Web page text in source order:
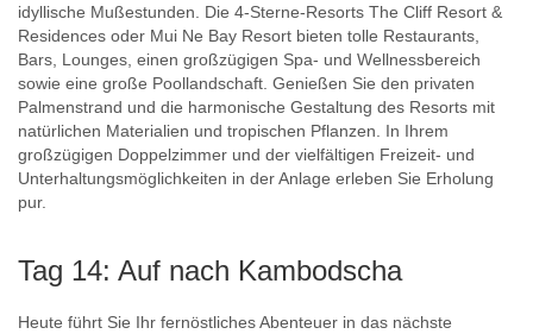
idyllische Mußestunden. Die 4-Sterne-Resorts The Cliff Resort &
Residences oder Mui Ne Bay Resort bieten tolle Restaurants,
Bars, Lounges, einen großzügigen Spa- und Wellnessbereich
sowie eine große Poollandschaft. Genießen Sie den privaten
Palmenstrand und die harmonische Gestaltung des Resorts mit
natürlichen Materialien und tropischen Pflanzen. In Ihrem
großzügigen Doppelzimmer und der vielfältigen Freizeit- und
Unterhaltungsmöglichkeiten in der Anlage erleben Sie Erholung
pur.
Tag 14: Auf nach Kambodscha
Heute führt Sie Ihr fernöstliches Abenteuer in das nächste